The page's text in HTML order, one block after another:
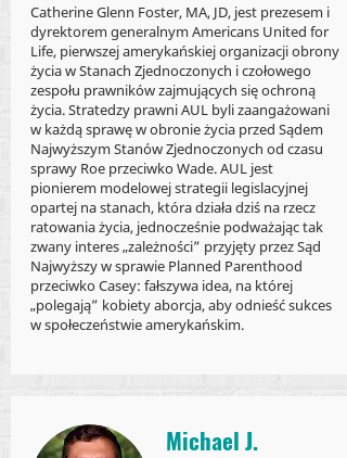
Catherine Glenn Foster, MA, JD, jest prezesem i
dyrektorem generalnym Americans United for
Life, pierwszej amerykańskiej organizacji obrony
życia w Stanach Zjednoczonych i czołowego
zespołu prawników zajmujących się ochroną
życia. Stratedzy prawni AUL byli zaangażowani
w każdą sprawę w obronie życia przed Sądem
Najwyższym Stanów Zjednoczonych od czasu
sprawy Roe przeciwko Wade. AUL jest
pionierem modelowej strategii legislacyjnej
opartej na stanach, która działa dziś na rzecz
ratowania życia, jednocześnie podważając tak
zwany interes „zależności” przyjęty przez Sąd
Najwyższy w sprawie Planned Parenthood
przeciwko Casey: fałszywa idea, na której
„polegają” kobiety aborcja, aby odnieść sukces
w społeczeństwie amerykańskim.
Michael J.